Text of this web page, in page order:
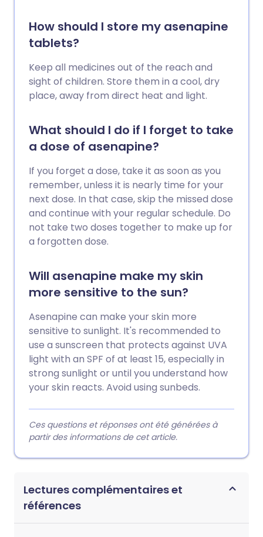
How should I store my asenapine
tablets?
Keep all medicines out of the reach and
sight of children. Store them in a cool, dry
place, away from direct heat and light.
What should I do if I forget to take
a dose of asenapine?
If you forget a dose, take it as soon as you
remember, unless it is nearly time for your
next dose. In that case, skip the missed dose
and continue with your regular schedule. Do
not take two doses together to make up for
a forgotten dose.
Will asenapine make my skin
more sensitive to the sun?
Asenapine can make your skin more
sensitive to sunlight. It's recommended to
use a sunscreen that protects against UVA
light with an SPF of at least 15, especially in
strong sunlight or until you understand how
your skin reacts. Avoid using sunbeds.
Ces questions et réponses ont été générées à
partir des informations de cet article.
Lectures complémentaires et
références